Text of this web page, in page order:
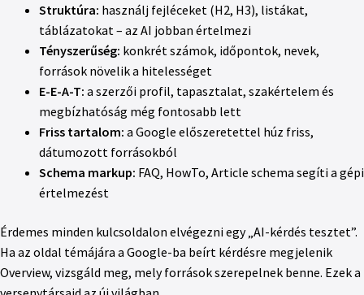
Struktúra: használj fejléceket (H2, H3), listákat,
táblázatokat – az AI jobban értelmezi
Tényszerűség: konkrét számok, időpontok, nevek,
források növelik a hitelességet
E-E-A-T: a szerzői profil, tapasztalat, szakértelem és
megbízhatóság még fontosabb lett
Friss tartalom: a Google előszeretettel húz friss,
dátumozott forrásokból
Schema markup: FAQ, HowTo, Article schema segíti a gépi
értelmezést
Érdemes minden kulcsoldalon elvégezni egy „AI-kérdés tesztet”.
Ha az oldal témájára a Google-ba beírt kérdésre megjelenik
Overview, vizsgáld meg, mely források szerepelnek benne. Ezek a